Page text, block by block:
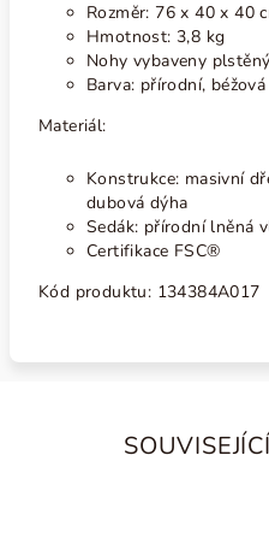
Rozměr: 76 x 40 x 40
Hmotnost: 3,8 kg
Nohy vybaveny
Barva: přírodní, béžová
Materiál:
Konstrukce: masivní
dubová dýha
Sedák: přírodní lněná
Certifikace FSC®
Kód produktu: 134384A017